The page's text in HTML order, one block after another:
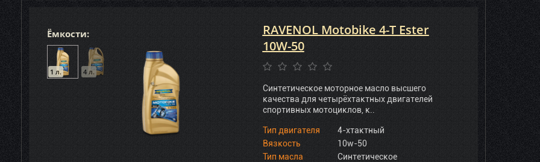
Ёмкости:
1 л. 4 л.
RAVENOL Motobike 4-T Ester
10W-50
Синтетическое моторное масло высшего
качества для четырёхтактных двигателей
спортивных мотоциклов, к..
Тип двигателя
4-хтактный
Вязкость
10w-50
Тип масла
Синтетическое